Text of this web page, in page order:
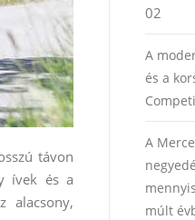
távon
ívek és a
alacsony,
02
A
és a
A
múlt